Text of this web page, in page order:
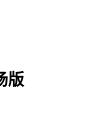
版